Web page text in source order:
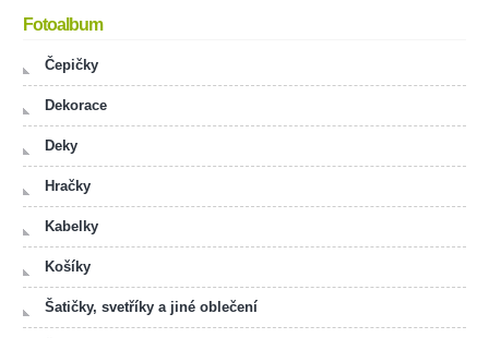
Fotoalbum
Čepičky
Dekorace
Deky
Hračky
Kabelky
Košíky
Šatičky, svetříky a jiné oblečení